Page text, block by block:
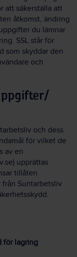
att säkerställa att
åtkomst, ändring
du lämnar
SSL står för
som skyddar den
och
och dess
för vilket de
av en
upprättas
tillåten
Suntarbetsliv
för lagring